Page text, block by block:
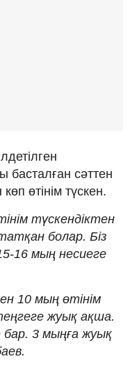
басталған сәттен
өтінім түскен.
түскендіктен
болар. Біз
16 мың несиеге
10 мың өтінім
жуық ақша.
3 мыңға жуық